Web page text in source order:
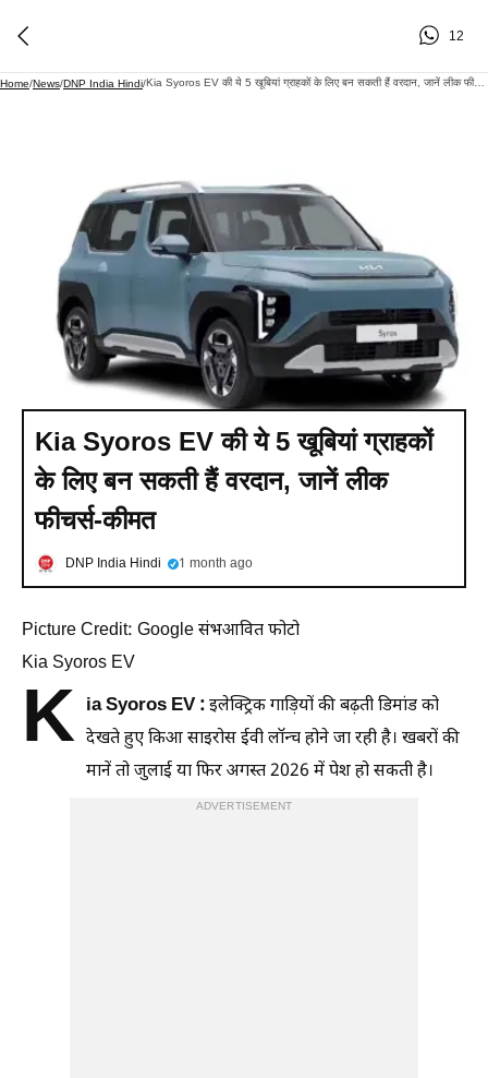
12
Home/News/DNP India Hindi/ Kia Syoros EV की ये 5 खूबियां ग्राहकों के लिए बन सकती हैं वरदान, जानें लीक फीचर्स-कीमत
Kia Syoros EV की ये 5 खूबियां ग्राहकों
के लिए बन सकती हैं वरदान, जानें लीक
फीचर्स-कीमत
DNP India Hindi 1 month ago
Picture Credit: Google संभआवित फोटो
Kia Syoros EV
K ia Syoros EV :इलेक्ट्रिक गाड़ियों की बढ़ती डिमांड को
देखते हुए किआ साइरोस ईवी लॉन्च होने जा रही है। खबरों की
मानें तो जुलाई या फिर अगस्त 2026 में पेश हो सकती है।
ADVERTISEMENT